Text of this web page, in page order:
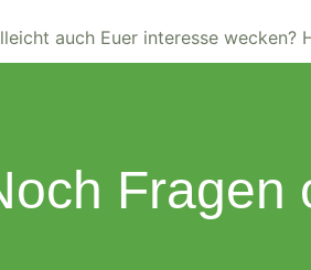
auch Euer interesse wecken?
Fragen